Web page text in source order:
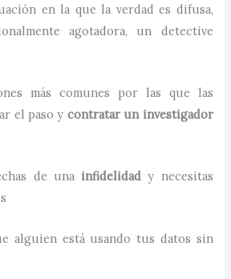
en la que la verdad es difusa,
agotadora, un detective
más comunes por las que las
el paso y contratar un investigador
de una infidelidad y necesitas
alguien está usando tus datos sin